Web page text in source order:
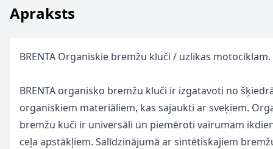
Apraksts
BRENTA Organiskie bremžu kluči / uzlikas motociklam.
BRENTA organisko bremžu kluči ir izgatavoti no
organiskiem materiāliem, kas sajaukti ar sveķiem.
bremžu kuči ir universāli un piemēroti vairumam
ceļa apstākļiem. Salīdzinājumā ar sintētiskajiem